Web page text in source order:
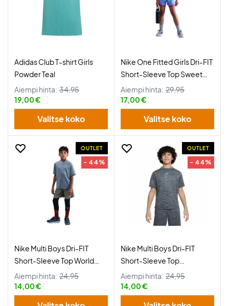
Adidas Club T-shirt Girls
Powder Teal
Aiempi hinta: 34,95
19,00 €
Valitse koko
Nike One Fitted Girls Dri-FIT
Short-Sleeve Top Sweet
Beet
Aiempi hinta: 29,95
17,00 €
Valitse koko
OUTLET
- 44%
Nike Multi Boys Dri-FIT
Short-Sleeve Top World
Indigo
Aiempi hinta: 24,95
14,00 €
OUTLET
- 44%
Nike Multi Boys Dri-FIT
Short-Sleeve Top
Black/Light Smoke Grey
Aiempi hinta: 24,95
14,00 €